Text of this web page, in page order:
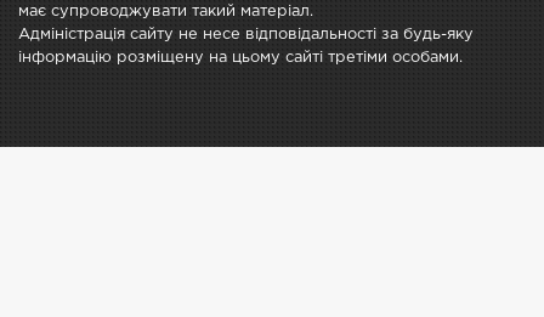
має супроводжувати такий матеріал.
Адміністрація сайту не несе відповідальності за будь-яку
інформацію розміщену на цьому сайті третіми особами.